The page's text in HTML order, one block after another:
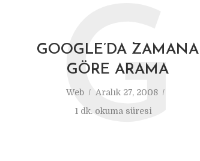
GOOGLE’DA ZAMANA
GÖRE ARAMA
Web
Aralık 27, 2008
1 dk. okuma süresi
G